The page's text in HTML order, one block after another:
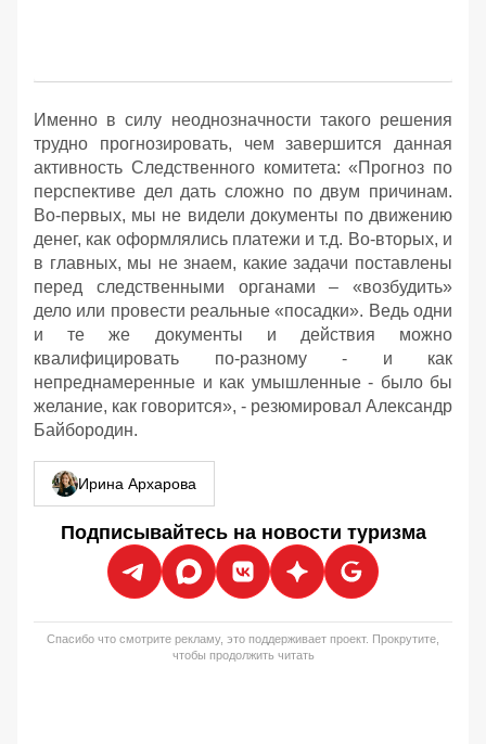
Именно в силу неоднозначности такого решения
трудно прогнозировать, чем завершится данная
активность Следственного комитета: «Прогноз по
перспективе дел дать сложно по двум причинам.
Во-первых, мы не видели документы по движению
денег, как оформлялись платежи и т.д. Во-вторых, и
в главных, мы не знаем, какие задачи поставлены
перед следственными органами – «возбудить»
дело или провести реальные «посадки». Ведь одни
и те же документы и действия можно
квалифицировать по-разному - и как
непреднамеренные и как умышленные - было бы
желание, как говорится», - резюмировал Александр
Байбородин.
Ирина Архарова
Подписывайтесь на новости туризма
Спасибо что смотрите рекламу, это поддерживает проект. Прокрутите,
чтобы продолжить читать